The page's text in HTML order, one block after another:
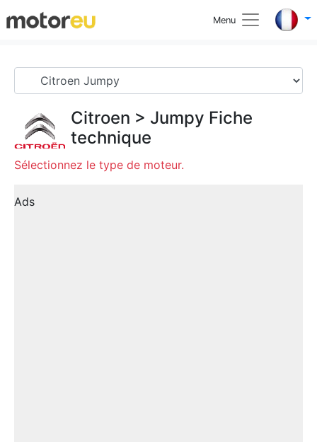
Menu
Citroen > Jumpy Fiche
technique
Sélectionnez le type de moteur.
Ads